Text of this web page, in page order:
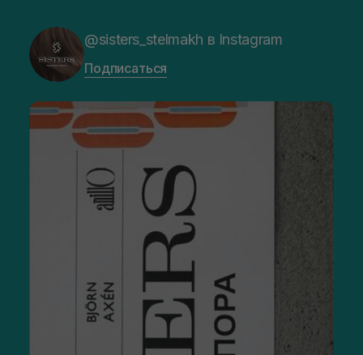
@sisters_stelmakh в Instagram
Подписаться